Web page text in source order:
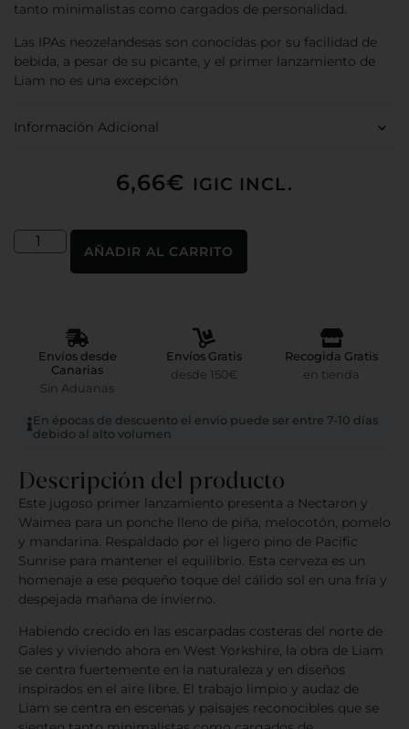
tanto minimalistas como cargados de personalidad.
Las IPAs neozelandesas son conocidas por su facilidad de
bebida, a pesar de su picante, y el primer lanzamiento de
Liam no es una excepción
Información Adicional
6,66€ IGIC INCL.
AÑADIR AL CARRITO
Envíos desde
Canarias
Sin Aduanas
Envíos Gratis
desde 150€
Recogida Gratis
en tienda
En épocas de descuento el envío puede ser entre 7-10 días
debido al alto volumen
Descripción del producto
Este jugoso primer lanzamiento presenta a Nectaron y
Waimea para un ponche lleno de piña, melocotón, pomelo
y mandarina. Respaldado por el ligero pino de Pacific
Sunrise para mantener el equilibrio. Esta cerveza es un
homenaje a ese pequeño toque del cálido sol en una fría y
despejada mañana de invierno.
Habiendo crecido en las escarpadas costeras del norte de
Gales y viviendo ahora en West Yorkshire, la obra de Liam
se centra fuertemente en la naturaleza y en diseños
inspirados en el aire libre. El trabajo limpio y audaz de
Liam se centra en escenas y paisajes reconocibles que se